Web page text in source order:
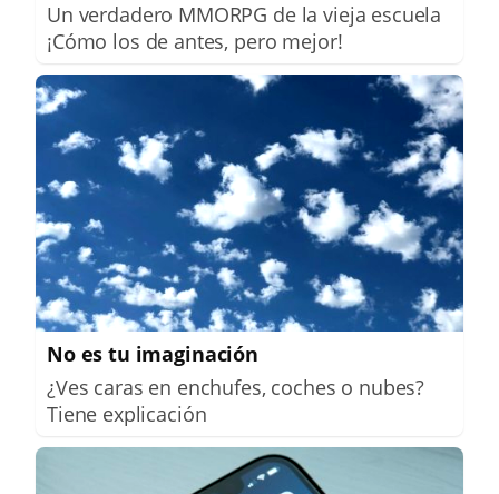
Un verdadero MMORPG de la vieja escuela
¡Cómo los de antes, pero mejor!
No es tu imaginación
¿Ves caras en enchufes, coches o nubes?
Tiene explicación